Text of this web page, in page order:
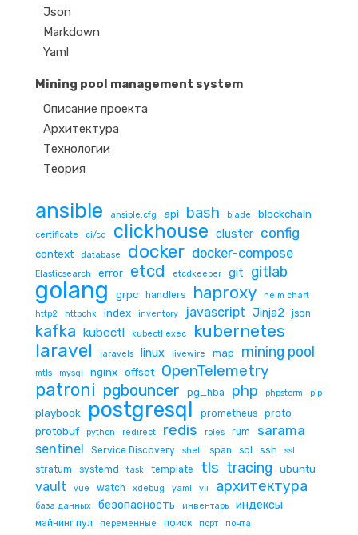
Json
Markdown
Yaml
Mining pool management system
Описание проекта
Архитектура
Технологии
Теория
ansible ansible.cfg api bash blade blockchain
certificate ci/cd clickhouse cluster config
context database docker docker-compose
Elasticsearch error etcd etcdkeeper git gitlab
golang grpc handlers haproxy
helm chart
http2
httpchk index inventory javascript Jinja2 json
kafka kubectl kubectl exec kubernetes
laravel laravels linux livewire map mining pool
mtls mysql nginx offset OpenTelemetry
patroni pgbouncer pg_hba php phpstorm pip
playbook postgresql prometheus proto
protobuf python redirect redis roles rum sarama
sentinel Service Discovery shell span sql ssh ssl
stratum systemd task template tls tracing ubuntu
vault vue watch xdebug yaml yii архитектура
база данных безопасность инвентарь индексы
майнинг пул переменные поиск порт почта